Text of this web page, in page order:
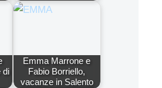
di
Emma Marrone e
Fabio Borriello,
vacanze in Salento